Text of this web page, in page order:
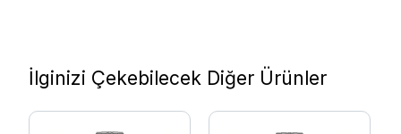
İlginizi Çekebilecek Diğer Ürünler